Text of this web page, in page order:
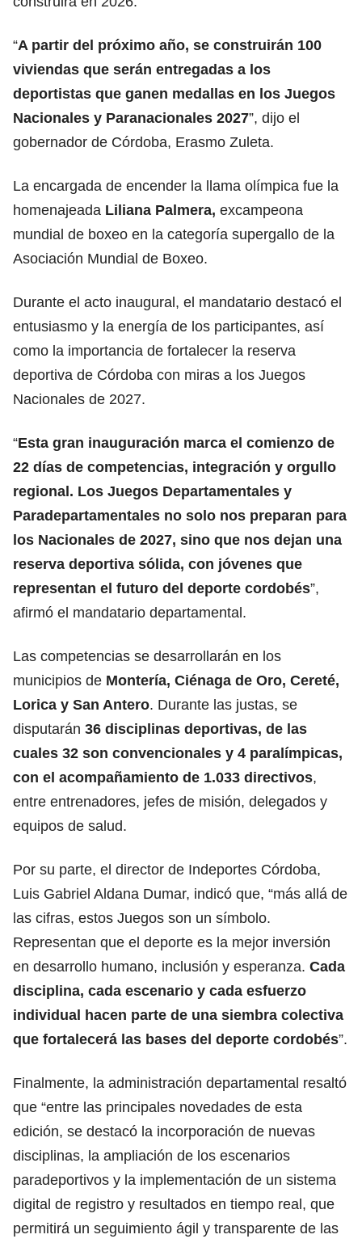
“A partir del próximo año, se construirán 100
viviendas que serán entregadas a los
deportistas que ganen medallas en los Juegos
Nacionales y Paranacionales 2027”, dijo el
gobernador de Córdoba, Erasmo Zuleta.
La encargada de encender la llama olímpica fue la
homenajeada Liliana Palmera, excampeona
mundial de boxeo en la categoría supergallo de la
Asociación Mundial de Boxeo.
Durante el acto inaugural, el mandatario destacó el
entusiasmo y la energía de los participantes, así
como la importancia de fortalecer la reserva
deportiva de Córdoba con miras a los Juegos
Nacionales de 2027.
“Esta gran inauguración marca el comienzo de
22 días de competencias, integración y orgullo
regional. Los Juegos Departamentales y
Paradepartamentales no solo nos preparan para
los Nacionales de 2027, sino que nos dejan una
reserva deportiva sólida, con jóvenes que
representan el futuro del deporte cordobés”,
afirmó el mandatario departamental.
Las competencias se desarrollarán en los
municipios de Montería, Ciénaga de Oro, Cereté,
Lorica y San Antero. Durante las justas, se
disputarán 36 disciplinas deportivas, de las
cuales 32 son convencionales y 4 paralímpicas,
con el acompañamiento de 1.033 directivos,
entre entrenadores, jefes de misión, delegados y
equipos de salud.
Por su parte, el director de Indeportes Córdoba,
Luis Gabriel Aldana Dumar, indicó que, “más allá de
las cifras, estos Juegos son un símbolo.
Representan que el deporte es la mejor inversión
en desarrollo humano, inclusión y esperanza. Cada
disciplina, cada escenario y cada esfuerzo
individual hacen parte de una siembra colectiva
que fortalecerá las bases del deporte cordobés”.
Finalmente, la administración departamental resaltó
que “entre las principales novedades de esta
edición, se destacó la incorporación de nuevas
disciplinas, la ampliación de los escenarios
paradeportivos y la implementación de un sistema
digital de registro y resultados en tiempo real, que
permitirá un seguimiento ágil y transparente de las